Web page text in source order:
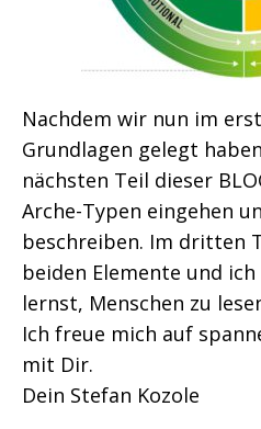
Nachdem wir nun im
Grundlagen gelegt
nächsten Teil dieser
Arche-Typen eingehen
beschreiben. Im dritten
beiden Elemente und
lernst, Menschen zu
Ich freue mich auf
mit Dir.
Dein Stefan Kozole